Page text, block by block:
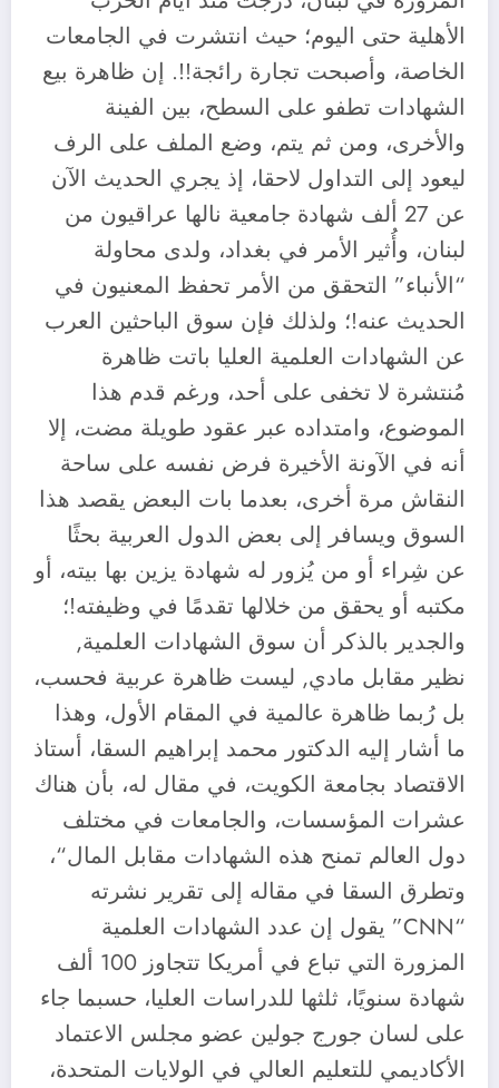
الأهلية حتى اليوم؛ حيث انتشرت في الجامعات
الخاصة، وأصبحت تجارة رائجة!!. إن ظاهرة بيع
الشهادات تطفو على السطح، بين الفينة
والأخرى، ومن ثم يتم، وضع الملف على الرف
ليعود إلى التداول لاحقا، إذ يجري الحديث الآن
عن 27 ألف شهادة جامعية نالها عراقيون من
لبنان، وأُثير الأمر في بغداد، ولدى محاولة
“الأنباء” التحقق من الأمر تحفظ المعنيون في
الحديث عنه!؛ ولذلك فإن سوق الباحثين العرب
عن الشهادات العلمية العليا باتت ظاهرة
مُنتشرة لا تخفى على أحد، ورغم قدم هذا
الموضوع، وامتداده عبر عقود طويلة مضت، إلا
أنه في الآونة الأخيرة فرض نفسه على ساحة
النقاش مرة أخرى، بعدما بات البعض يقصد هذا
السوق ويسافر إلى بعض الدول العربية بحثًا
عن شِراء أو من يُزور له شهادة يزين بها بيته، أو
مكتبه أو يحقق من خلالها تقدمًا في وظيفته!؛
والجدير بالذكر أن سوق الشهادات العلمية,
نظير مقابل مادي, ليست ظاهرة عربية فحسب،
بل رُبما ظاهرة عالمية في المقام الأول، وهذا
ما أشار إليه الدكتور محمد إبراهيم السقا، أستاذ
الاقتصاد بجامعة الكويت، في مقال له، بأن هناك
عشرات المؤسسات، والجامعات في مختلف
دول العالم تمنح هذه الشهادات مقابل المال“،
وتطرق السقا في مقاله إلى تقرير نشرته
“CNN” يقول إن عدد الشهادات العلمية
المزورة التي تباع في أمريكا تتجاوز 100 ألف
شهادة سنويًا، ثلثها للدراسات العليا، حسبما جاء
على لسان جورج جولين عضو مجلس الاعتماد
الأكاديمي للتعليم العالي في الولايات المتحدة،